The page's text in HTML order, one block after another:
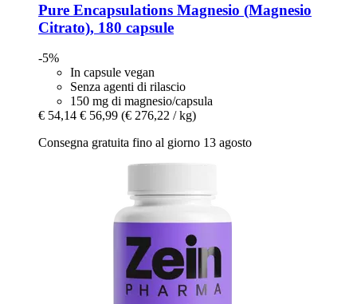
Pure Encapsulations Magnesio (Magnesio
Citrato), 180 capsule
-5%
In capsule vegan
Senza agenti di rilascio
150 mg di magnesio/capsula
€ 54,14 € 56,99 (€ 276,22 / kg)
Consegna gratuita fino al giorno 13 agosto